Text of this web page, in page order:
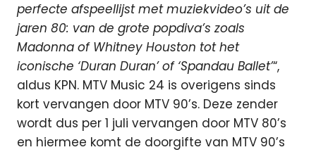
perfecte afspeellijst met muziekvideo’s uit de
jaren 80: van de grote popdiva’s zoals
Madonna of Whitney Houston tot het
iconische ‘Duran Duran’ of ‘Spandau Ballet’“,
aldus KPN. MTV Music 24 is overigens sinds
kort vervangen door MTV 90’s. Deze zender
wordt dus per 1 juli vervangen door MTV 80’s
en hiermee komt de doorgifte van MTV 90’s